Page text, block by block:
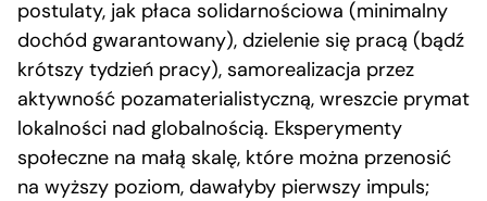
postulaty, jak płaca solidarnościowa (minimalny
dochód gwarantowany), dzielenie się pracą (bądź
krótszy tydzień pracy), samorealizacja przez
aktywność pozamaterialistyczną, wreszcie prymat
lokalności nad globalnością. Eksperymenty
społeczne na małą skalę, które można przenosić
na wyższy poziom, dawałyby pierwszy impuls;